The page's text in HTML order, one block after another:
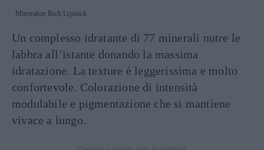
Mineralize Rich Lipstick
Un complesso idratante di 77 minerali nutre le
labbra all’istante donando la massima
idratazione. La texture è leggerissima e molto
confortevole. Colorazione di intensità
modulabile e pigmentazione che si mantiene
vivace a lungo.